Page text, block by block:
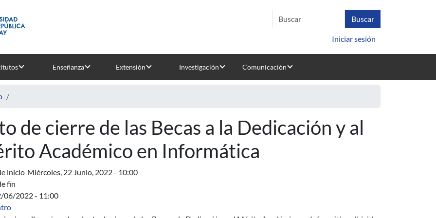
Iniciar sesión
Enseñanza Extensión Investigación Comunicación
de cierre de las Becas a la Dedicación y al
Académico en Informática
inicio Miércoles, 22 Junio, 2022 - 10:00
fin
06/2022 - 11:00